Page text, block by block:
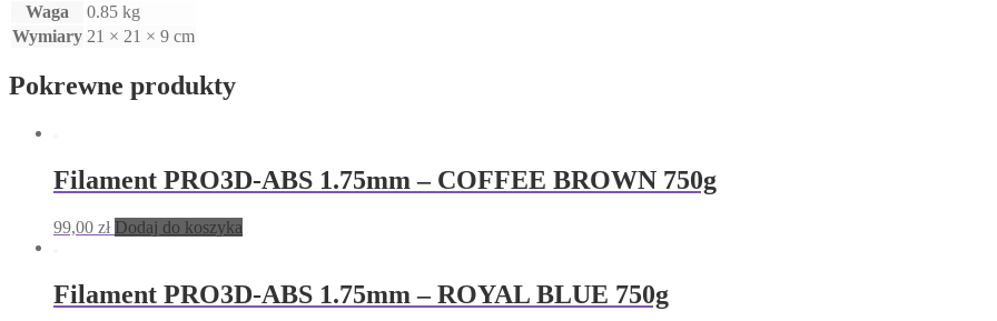
Waga
0.85 kg
Wymiary 21 × 21 × 9 cm
Pokrewne produkty
Filament PRO3D-ABS 1.75mm – COFFEE BROWN 750g
99,00 zł Dodaj do koszyka
Filament PRO3D-ABS 1.75mm – ROYAL BLUE 750g